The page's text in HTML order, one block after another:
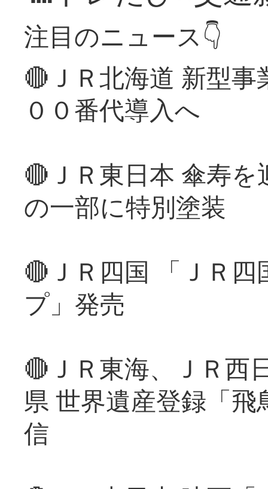
注目のニュース👇
🔴ＪＲ北海道 新型
００番代導入へ
🔴ＪＲ東日本 傘寿
の一部に特別塗装
🔴ＪＲ四国 「ＪＲ
プ」発売
🔴ＪＲ東海、ＪＲ西
県 世界遺産登録「
信